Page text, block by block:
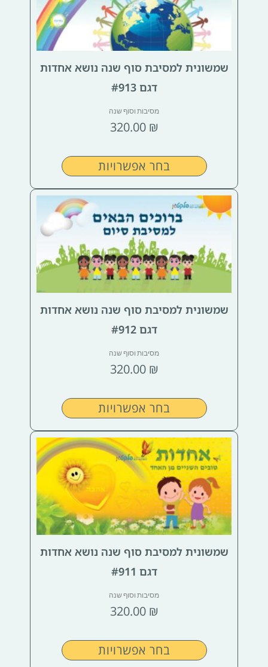
שמשונית למסיבת סוף שנה נושא אחדות
דגם #913
מסיבות וסוף שנה
320.00 ₪
בחר אפשרויות
מספר
סוגים.
ניתן
לבחור
את
האפשרויות
המוצר
שמשונית למסיבת סוף שנה נושא אחדות
דגם #912
מסיבות וסוף שנה
320.00 ₪
בחר אפשרויות
למוצר
זה
יש
מספר
סוגים.
ניתן
לבחור
את
האפשרויות
המוצר
שמשונית למסיבת סוף שנה נושא אחדות
דגם #911
מסיבות וסוף שנה
320.00 ₪
בחר אפשרויות
למוצר
זה
יש
ניתן
לבחור
את
האפשרויות
המוצר